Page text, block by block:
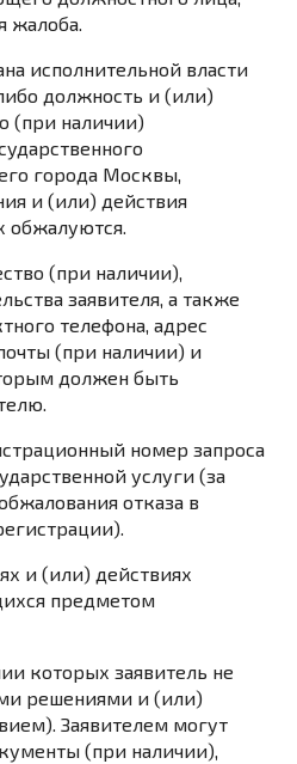
жалоба.
исполнительной власти
должность и (или)
(при наличии)
города Москвы,
и (или) действия
обжалуются.
(при наличии),
заявителя, а также
телефона, адрес
(при наличии) и
должен быть
номер запроса
услуги (за
отказа в
и (или) действиях
предметом
которых заявитель не
решениями и (или)
Заявителем могут
(при наличии),